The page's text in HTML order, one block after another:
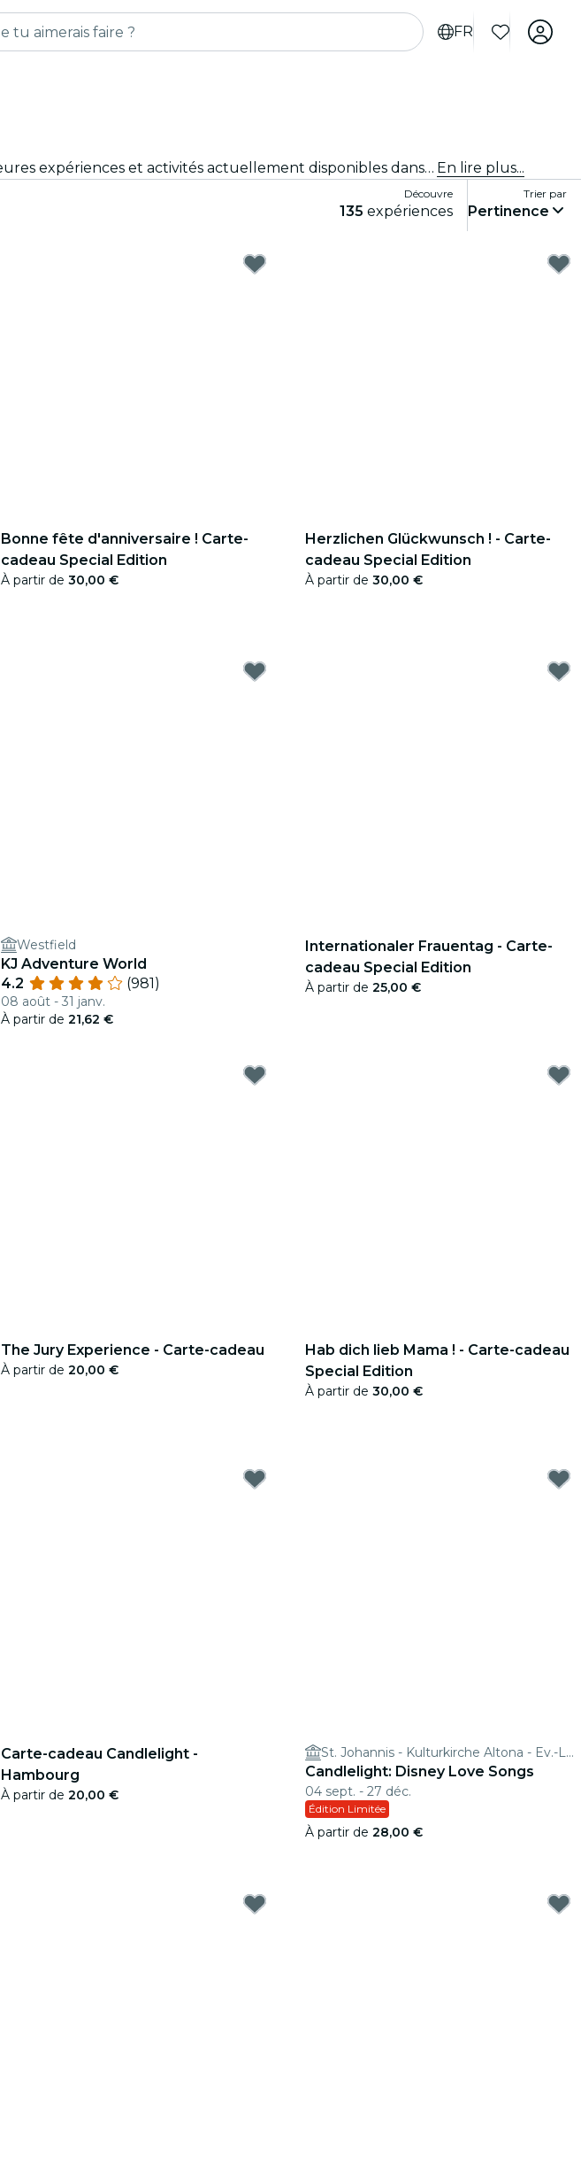
FR
Tu ne sais pas quoi faire à Hambourg ? Consulte notre sélection et découvre les meilleures expériences et activités actuellement disponibles dans la ville. En lire plus...
Découvre
135 expériences
Trier par
Pertinence
Bonne fête d'anniversaire ! Carte-
cadeau Special Edition
À partir de 30,00 €
Herzlichen Glückwunsch ! - Carte-
cadeau Special Edition
À partir de 30,00 €
Westfield
KJ Adventure World
4.2
(981)
08 août - 31 janv.
À partir de 21,62 €
Internationaler Frauentag - Carte-
cadeau Special Edition
À partir de 25,00 €
The Jury Experience - Carte-cadeau
À partir de 20,00 €
Hab dich lieb Mama ! - Carte-cadeau
Special Edition
À partir de 30,00 €
Carte-cadeau Candlelight -
Hambourg
À partir de 20,00 €
St. Johannis - Kulturkirche Altona - Ev.-Luth. Kirchengemeinde Altona-Ost
Candlelight: Disney Love Songs
04 sept. - 27 déc.
Édition Limitée
À partir de 28,00 €